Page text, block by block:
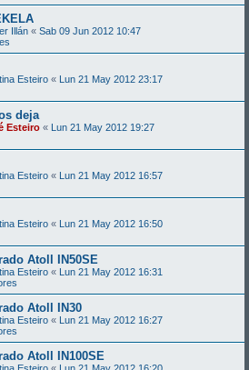
Illán « Sab 09 Jun 2012 10:47
Esteiro « Lun 21 May 2012 23:17
deja
Esteiro « Lun 21 May 2012 19:27
Esteiro « Lun 21 May 2012 16:57
Esteiro « Lun 21 May 2012 16:50
Atoll IN50SE
Esteiro « Lun 21 May 2012 16:31
Atoll IN30
Esteiro « Lun 21 May 2012 16:27
Atoll IN100SE
Esteiro « Lun 21 May 2012 16:20